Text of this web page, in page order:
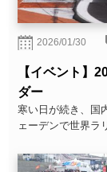
2026/01/30
【イベント】
ダー
寒い日が続き、国
ェーデンで世界